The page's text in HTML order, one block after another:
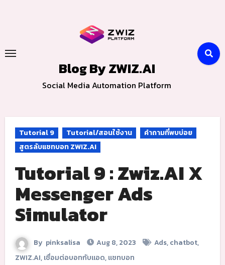
Blog By ZWIZ.AI
Social Media Automation Platform
Tutorial 9 Tutorial/สอนใช้งาน
คำถามที่พบบ่อย
สูตรลับแชทบอท ZWIZ.AI
Tutorial 9 : Zwiz.AI X
Messenger Ads
Simulator
By pinksalisa Aug 8, 2023 Ads,chatbot,
ZWIZ.AI,เชื่อมต่อบอทกับแอด,แชทบอท